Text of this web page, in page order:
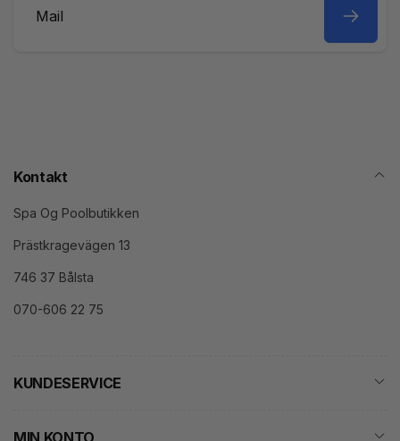
Kontakt
Spa Og Poolbutikken
Prästkragevägen 13
746 37 Bålsta
070-606 22 75
KUNDESERVICE